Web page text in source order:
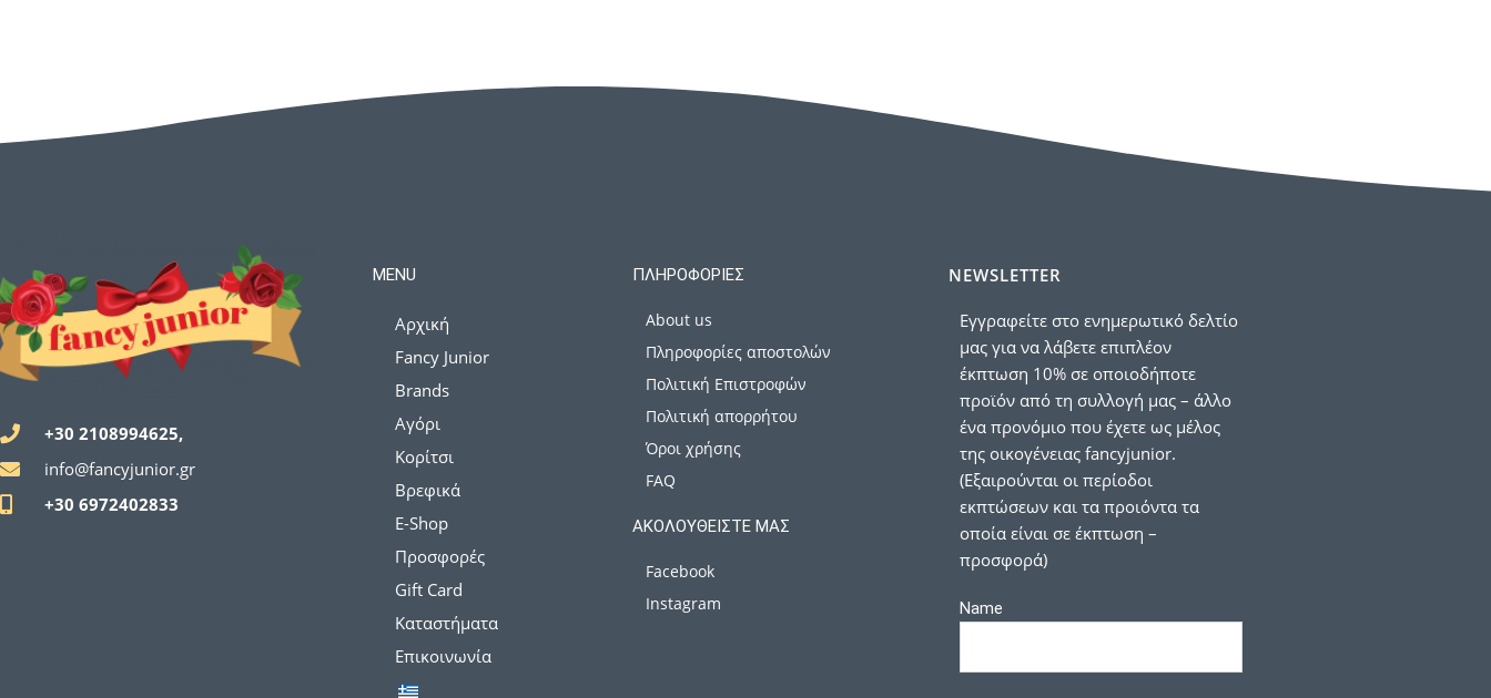
+30 2108994625,
info@fancyjunior.gr
+30 6972402833
MENU
Αρχική
Fancy Junior
Brands
Αγόρι
Κορίτσι
Βρεφικά
E-Shop
Προσφορές
Gift Card
Καταστήματα
Επικοινωνία
ΠΛΗΡΟΦΟΡΊΕΣ
About us
Πληροφορίες αποστολών
Πολιτική Επιστροφών
Πολιτική απορρήτου
Όροι χρήσης
FAQ
ΑΚΟΛΟΥΘΕΊΣΤΕ ΜΑΣ
Facebook
Instagram
NEWSLETTER
Εγγραφείτε στο ενημερωτικό δελτίο
μας για να λάβετε επιπλέον
έκπτωση 10% σε οποιοδήποτε
προϊόν από τη συλλογή μας – άλλο
ένα προνόμιο που έχετε ως μέλος
της οικογένειας fancyjunior.
(Εξαιρούνται οι περίοδοι
εκπτώσεων και τα προιόντα τα
οποία είναι σε έκπτωση –
προσφορά)
Name